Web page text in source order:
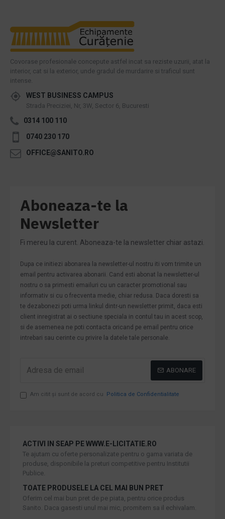
Covorase profesionale concepute astfel incat sa reziste uzurii, atat la
interior, cat si la exterior, unde gradul de murdarire si traficul sunt
intense.
WEST BUSINESS CAMPUS
Strada Preciziei, Nr, 3W, Sector 6, Bucuresti
0314 100 110
0740 230 170
OFFICE@SANITO.RO
Aboneaza-te la
Newsletter
Fi mereu la curent. Aboneaza-te la newsletter chiar astazi.
Dupa ce initiezi abonarea la newsletter-ul nostru iti vom trimite un
email pentru activarea abonarii. Cand esti abonat la newsletter-ul
nostru o sa primesti emailuri cu un caracter promotional sau
informativ si cu o frecventa medie, chiar redusa. Daca doresti sa
te dezabonezi poti urma linkul dintr-un newsletter primit, daca esti
client inregistrat ai o sectiune speciala in contul tau in acest scop,
si de asemenea ne poti contacta oricand pe email pentru orice
intrebari sau cerinte cu privire la datele tale personale.
ABONARE
Am citit şi sunt de acord cu Politica de Confidentialitate
ACTIVI IN SEAP PE WWW.E-LICITATIE.RO
Te ajutam cu oferte personalizate pentru o gama variata de
produse, disponibile la preturi competitive pentru Institutii
Publice.
TOATE PRODUSELE LA CEL MAI BUN PRET
Oferim cel mai bun pret de pe piata, pentru orice produs
Sanito. Daca gasesti unul mai mic, promitem sa il echivalam.